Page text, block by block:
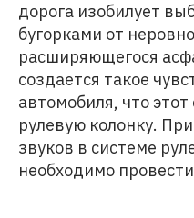
дорога изобилует
бугорками от
расширяющегося
создается такое
автомобиля, что
рулевую колонку.
звуков в системе
необходимо